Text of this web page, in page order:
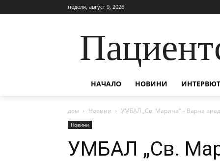
неделя, август 9, 2026
НАЧАЛО НОВИНИ
дом Новини УМБАЛ „Св. Марина“ – Варна
Новини
УМБАЛ „Св.